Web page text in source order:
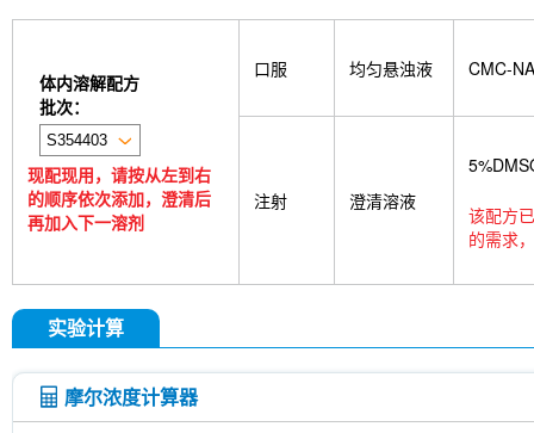
体内溶解配方
批次：
现配现用，请按从左到右
的顺序依次添加，澄清后
再加入下一溶剂
口服 均匀悬浊液 CMC-NA
注射 澄清溶液
该配方
的需求
实验计算
摩尔浓度计算器